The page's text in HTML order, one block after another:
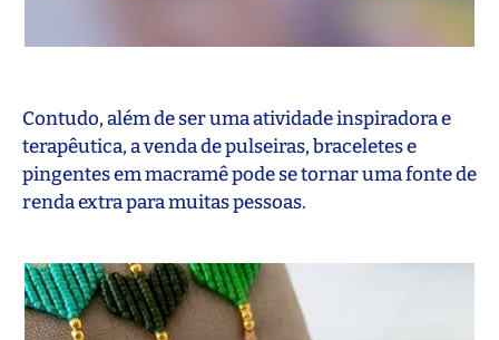
Contudo, além de ser uma atividade inspiradora e
terapêutica, a venda de pulseiras, braceletes e
pingentes em macramê pode se tornar uma fonte de
renda extra para muitas pessoas.